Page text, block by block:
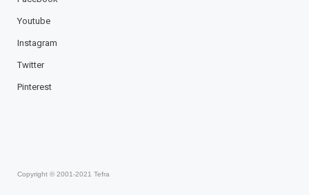
Youtube
Instagram
Twitter
Pinterest
Copyright © 2001-2021 Tefra